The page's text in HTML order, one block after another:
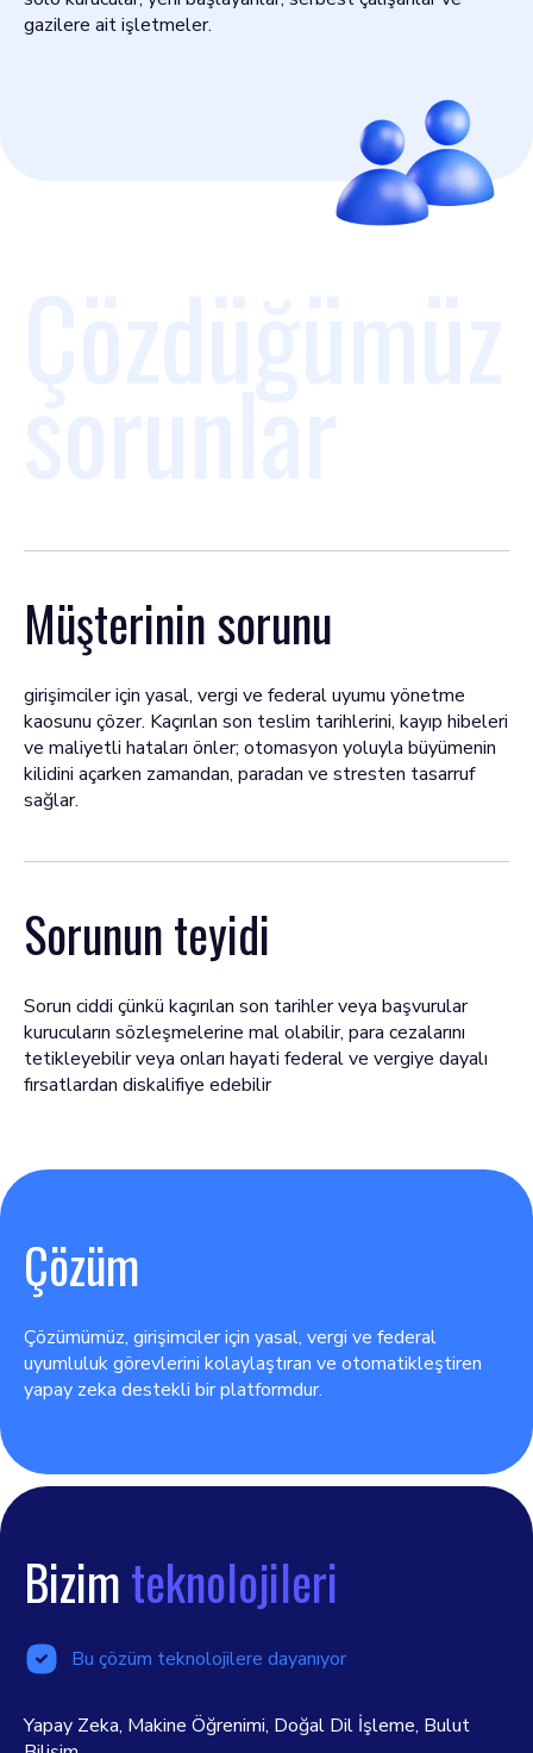
gazilere ait işletmeler.
Müşterinin sorunu
girişimciler için yasal, vergi ve federal uyumu yönetme
kaosunu çözer. Kaçırılan son teslim tarihlerini, kayıp hibeleri
ve maliyetli hataları önler; otomasyon yoluyla büyümenin
kilidini açarken zamandan, paradan ve stresten tasarruf
sağlar.
Sorunun teyidi
Sorun ciddi çünkü kaçırılan son tarihler veya başvurular
kurucuların sözleşmelerine mal olabilir, para cezalarını
tetikleyebilir veya onları hayati federal ve vergiye dayalı
fırsatlardan diskalifiye edebilir
Çözüm
Çözümümüz, girişimciler için yasal, vergi ve federal
uyumluluk görevlerini kolaylaştıran ve otomatikleştiren
yapay zeka destekli bir platformdur.
Bizimteknolojileri
Bu çözüm teknolojilere dayanıyor
Yapay Zeka, Makine Öğrenimi, Doğal Dil İşleme, Bulut